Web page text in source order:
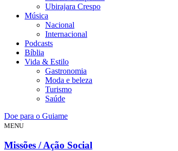
Ubirajara Crespo
Música
Nacional
Internacional
Podcasts
Bíblia
Vida & Estilo
Gastronomia
Moda e beleza
Turismo
Saúde
Doe para o Guiame
MENU
Missões / Ação Social